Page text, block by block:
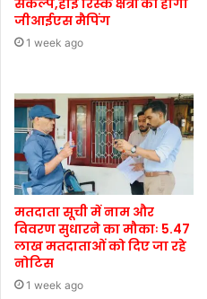
संकल्प,हाई रिस्क क्षेत्रों की होगी
जीआईएस मैपिंग
1 week ago
मतदाता सूची में नाम और
विवरण सुधारने का मौकाः 5.47
लाख मतदाताओं को दिए जा रहे
नोटिस
1 week ago